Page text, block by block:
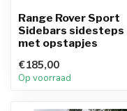
Range Rover Sport
Sidebars sidesteps
met opstapjes
€185,00
Op voorraad